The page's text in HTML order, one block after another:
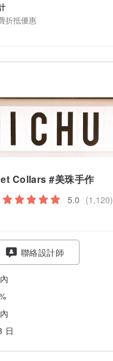
折抵優惠
Collars #美珠手作
5.0 (1,120)
聯絡設計師
日